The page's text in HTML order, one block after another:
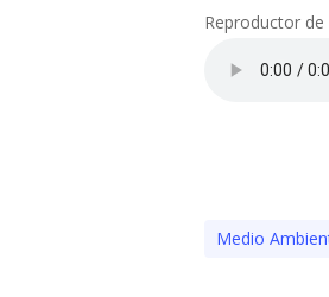
Reproductor de
Medio